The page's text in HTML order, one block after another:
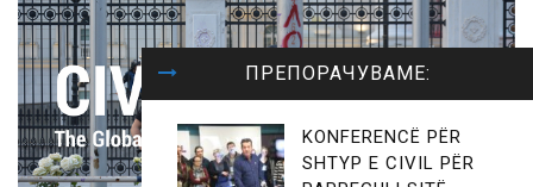
ПРЕПОРАЧУВАМЕ:
KONFERENCË PËR
SHTYP E CIVIL PËR